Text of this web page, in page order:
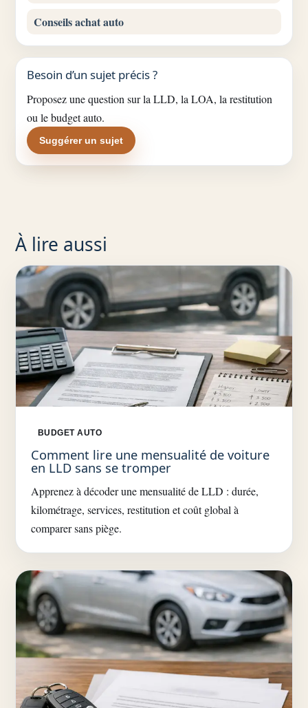
Conseils achat auto
Besoin d’un sujet précis ?
Proposez une question sur la LLD, la LOA, la restitution
ou le budget auto.
Suggérer un sujet
À lire aussi
BUDGET AUTO
Comment lire une mensualité de voiture
en LLD sans se tromper
Apprenez à décoder une mensualité de LLD : durée,
kilométrage, services, restitution et coût global à
comparer sans piège.